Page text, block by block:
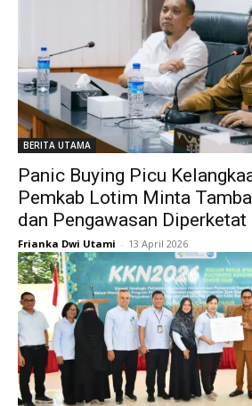
BERITA UTAMA
Panic Buying Picu
Pemkab Lotim Minta
dan Pengawasan Diperketat
Frianka Dwi Utami - 13 April 2026